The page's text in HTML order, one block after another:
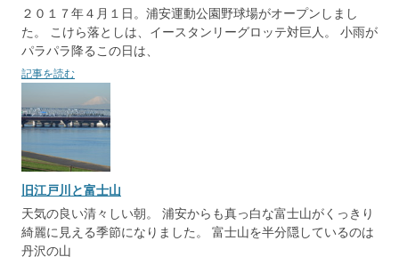
２０１７年４月１日。浦安運動公園野球場がオープンしまし
た。 こけら落としは、イースタンリーグロッテ対巨人。 小雨が
パラパラ降るこの日は、
記事を読む
旧江戸川と富士山
天気の良い清々しい朝。 浦安からも真っ白な富士山がくっきり
綺麗に見える季節になりました。 富士山を半分隠しているのは
丹沢の山